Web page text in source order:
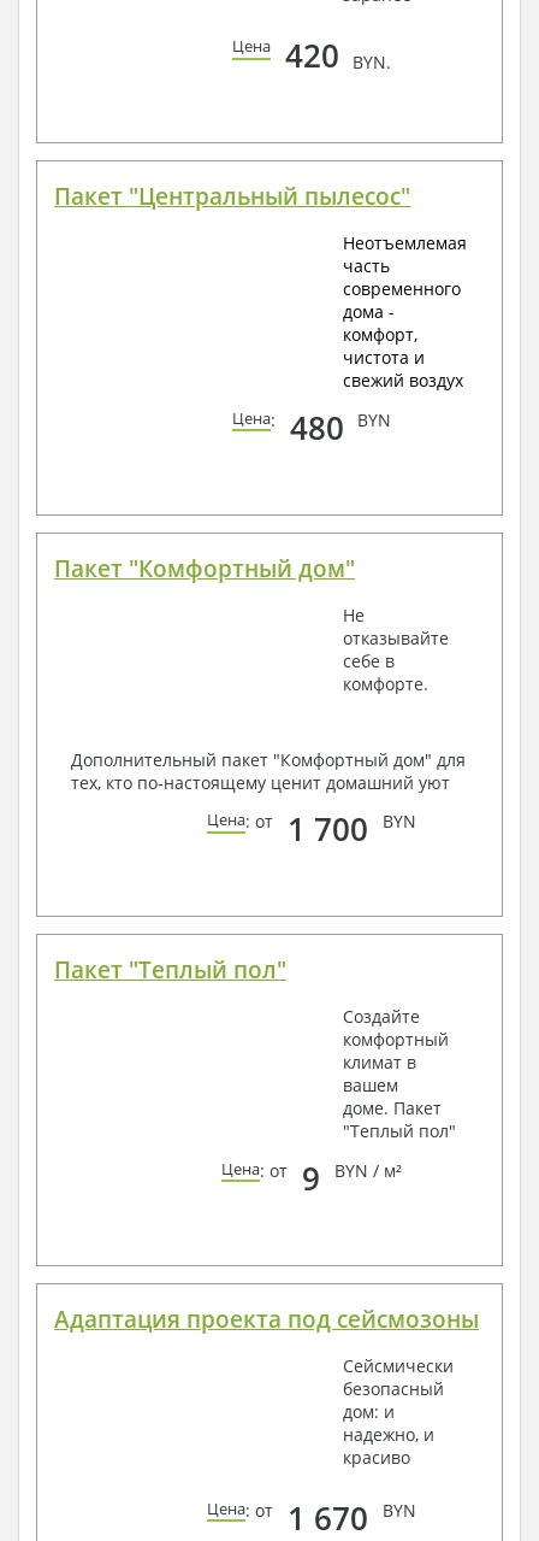
Цена 420 BYN.
Пакет "Центральный пылесос"
Неотъемлемая
часть
современного
дома -
комфорт,
чистота и
свежий воздух
Цена: 480 BYN
Пакет "Комфортный дом"
Не
отказывайте
себе в
комфорте.
Дополнительный пакет "Комфортный дом" для
тех, кто по-настоящему ценит домашний уют
Цена: от 1 700 BYN
Пакет "Теплый пол"
Создайте
комфортный
климат в
вашем
доме. Пакет
"Теплый пол"
Цена: от 9 BYN / м²
Адаптация проекта под сейсмозоны
Сейсмически
безопасный
дом: и
надежно, и
красиво
Цена: от 1 670 BYN